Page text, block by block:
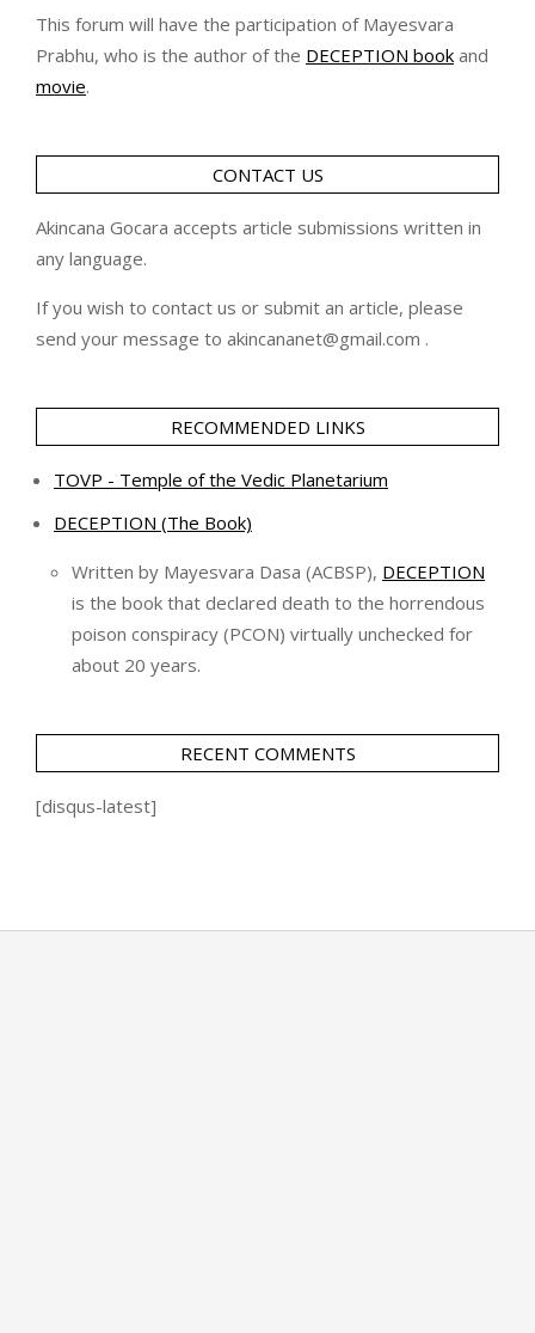
This forum will have the participation of Mayesvara
Prabhu, who is the author of the DECEPTION book and
movie.
CONTACT US
Akincana Gocara accepts article submissions written in
any language.
If you wish to contact us or submit an article, please
send your message to akincananet@gmail.com .
RECOMMENDED LINKS
TOVP - Temple of the Vedic Planetarium
DECEPTION (The Book)
Written by Mayesvara Dasa (ACBSP), DECEPTION
is the book that declared death to the horrendous
poison conspiracy (PCON) virtually unchecked for
about 20 years.
RECENT COMMENTS
[disqus-latest]